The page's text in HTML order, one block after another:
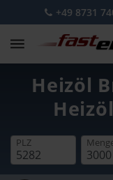
+49 8731
Heizöl
PLZ